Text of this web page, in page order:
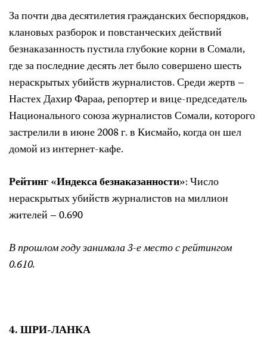
За почти два десятилетия гражданских беспорядков,
клановых разборок и повстанческих действий
безнаказанность пустила глубокие корни в Сомали,
где за последние десять лет было совершено шесть
нераскрытых убийств журналистов. Среди жертв –
Настех Дахир Фараа, репортер и вице-председатель
Национального союза журналистов Сомали, которого
застрелили в июне 2008 г. в Кисмайо, когда он шел
домой из интернет-кафе.
Рейтинг «Индекса безнаказанности»: Число
нераскрытых убийств журналистов на миллион
жителей – 0.690
В прошлом году занимала 3-е место с рейтингом
0.610.
4. ШРИ-ЛАНКА